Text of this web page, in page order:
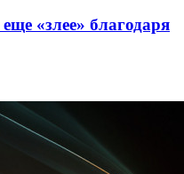
«злее» благодаря